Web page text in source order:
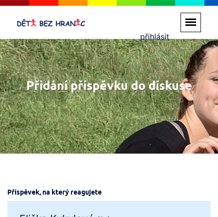
přihlásit
Přidání příspěvku do diskuse
Příspěvek, na který reagujete